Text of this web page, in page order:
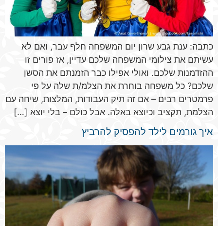
כתבה: ענת גבע שרון יום המשפחה חלף עבר, ואם לא
עשיתם את צילומי המשפחה שלכם עדיין, אז פורים זו
ההזדמנות שלכם. ואולי אפילו כבר הזמנתם את הסשן
שלכם? כל משפחה בוחרת את הצלמ/ת שלה על פי
פרמטרים רבים – אם זה תיק העבודות, המלצות, שיחה עם
הצלמת, תקציב וכיוצא באלה. אבל כולם – בלי יוצא […]
איך גורמים לילד להפסיק להרביץ